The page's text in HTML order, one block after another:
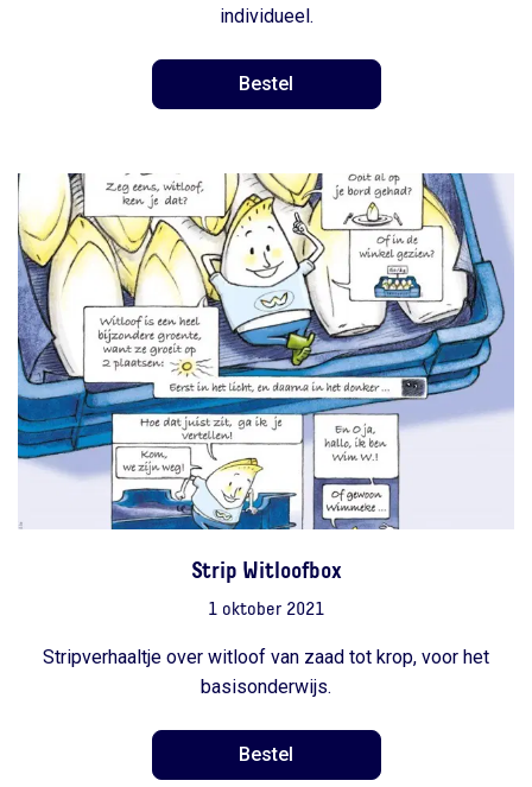
individueel.
Bestel
Strip Witloofbox
1 oktober 2021
Stripverhaaltje over witloof van zaad tot krop, voor het
basisonderwijs.
Bestel